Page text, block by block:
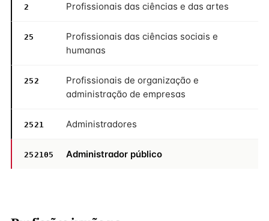
2 Profissionais das ciências e das artes
25
Profissionais das ciências sociais e
humanas
252
Profissionais de organização e
administração de empresas
2521 Administradores
252105 Administrador público